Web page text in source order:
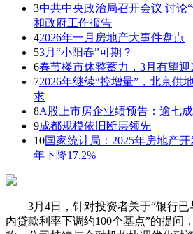
3中共中央政治局召开会议 讨论
和政府工作报告
42026年一月房地产大事件盘点
53月“小阳春”可期？
6春节楼市休整蓄力，3月有望迎
72026年继续“控增量”，北京供
求
8A股上市房企业绩预告：逾七
9成都规模依旧断层领先
10国家统计局：2025年房地产
年下降17.2%
3月4日，针对投资者关于“银行已
内贷款利率下调约100个基点”的提问